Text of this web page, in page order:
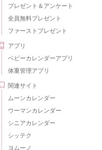
プレゼント＆アンケート
全員無料プレゼント
ファーストプレゼント
アプリ
ベビーカレンダーアプリ
体重管理アプリ
関連サイト
ムーンカレンダー
ウーマンカレンダー
シニアカレンダー
シッテク
ヨムーノ